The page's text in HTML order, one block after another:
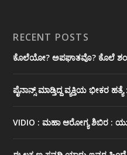
RECENT POSTS
ಕೊಲೆಯೋ? ಅಪಘಾತವೊ? ಕೊಲೆ
ಪೈನಾನ್ಸ್ ಮಾಡ್ತಿದ್ದ ವ್ಯಕ್ತಿಯ ಭೀಕರ‌
VIDIO : ಮಹಾ ಆರೋಗ್ಯ ಶಿಬಿರ :